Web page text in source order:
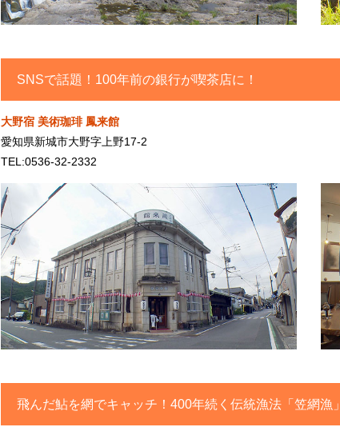
SNSで話題！100年前の銀行が喫茶店に！
大野宿 美術珈琲 鳳来館
愛知県新城市大野字上野17-2
TEL:0536-32-2332
飛んだ鮎を網でキャッチ！400年続く伝統漁法「笠網漁」